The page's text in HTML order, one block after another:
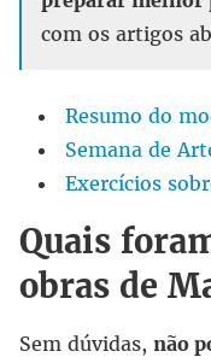
com os artigos
Resumo do
Semana de
Exercícios
Quais
obras de
Sem dúvidas, não